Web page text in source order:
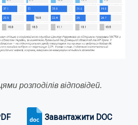
розподілів відповідей.
Завантажити DOC